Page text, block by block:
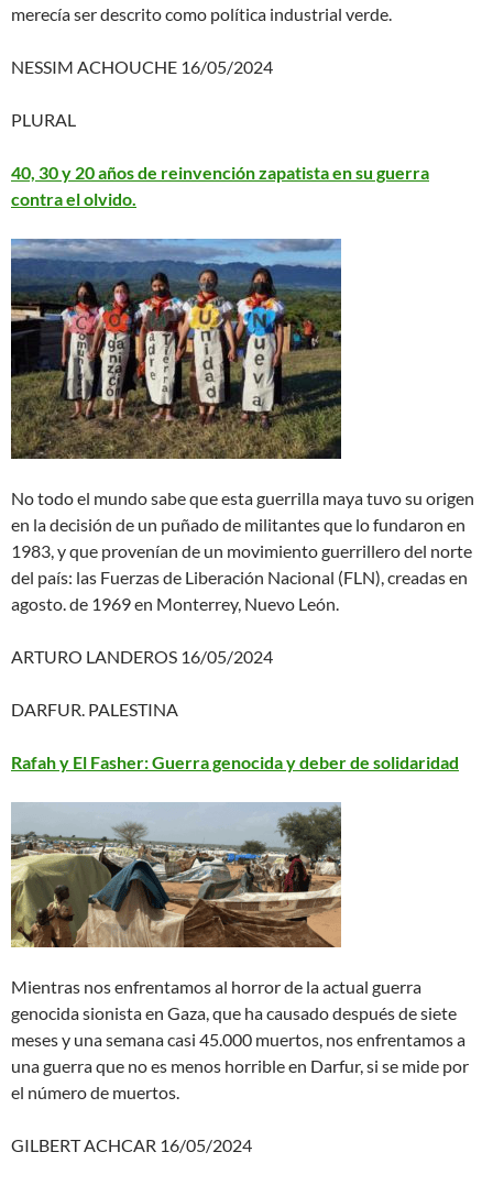
merecía ser descrito como política industrial verde.
NESSIM ACHOUCHE 16/05/2024
PLURAL
40, 30 y 20 años de reinvención zapatista en su guerra
contra el olvido.
No todo el mundo sabe que esta guerrilla maya tuvo su origen
en la decisión de un puñado de militantes que lo fundaron en
1983, y que provenían de un movimiento guerrillero del norte
del país: las Fuerzas de Liberación Nacional (FLN), creadas en
agosto. de 1969 en Monterrey, Nuevo León.
ARTURO LANDEROS 16/05/2024
DARFUR. PALESTINA
Rafah y El Fasher: Guerra genocida y deber de solidaridad
Mientras nos enfrentamos al horror de la actual guerra
genocida sionista en Gaza, que ha causado después de siete
meses y una semana casi 45.000 muertos, nos enfrentamos a
una guerra que no es menos horrible en Darfur, si se mide por
el número de muertos.
GILBERT ACHCAR 16/05/2024